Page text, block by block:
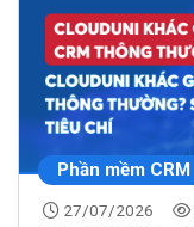
Phần mềm CRM
27/07/2026